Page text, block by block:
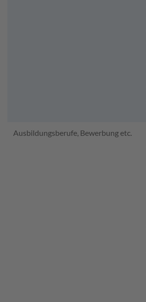
Ausbildungsberufe, Bewerbung etc.